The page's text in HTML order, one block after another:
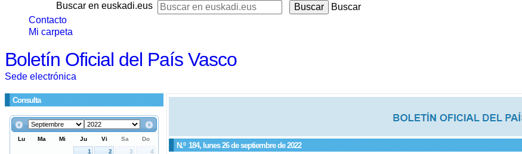
Buscar en euskadi.eus
Buscar
Contacto
Mi carpeta
Boletín Oficial del País Vasco
Sede electrónica
Consulta
N.º 184, lunes 26 de septiembre de 2022